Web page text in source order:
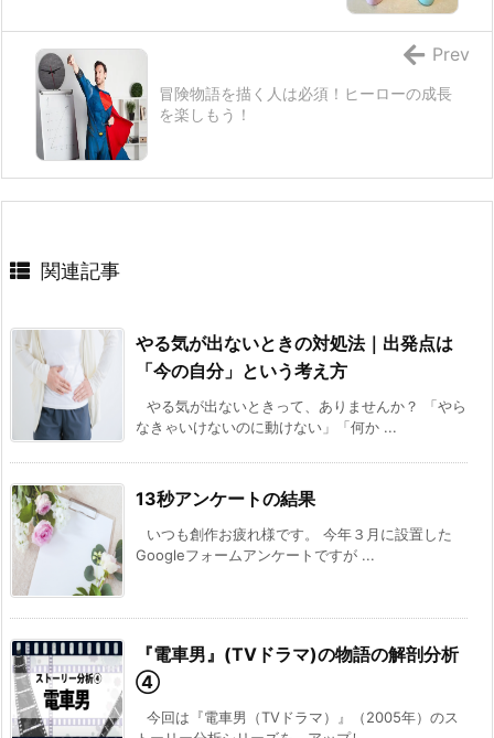
冒険物語を描く人は必須！ヒーローの成長
を楽しもう！
Prev
関連記事
やる気が出ないときの対処法｜出発点は
「今の自分」という考え方
やる気が出ないときって、ありませんか？ 「やら
なきゃいけないのに動けない」「何か ...
13秒アンケートの結果
いつも創作お疲れ様です。 今年３月に設置した
Googleフォームアンケートですが ...
『電車男』(TVドラマ)の物語の解剖分析
④
今回は『電車男（TVドラマ）』（2005年）のス